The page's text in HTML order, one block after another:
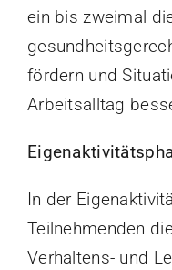
ein bis zweimal
fördern und
Arbeitsalltag
In der
Teilnehmenden
Verhaltens- und